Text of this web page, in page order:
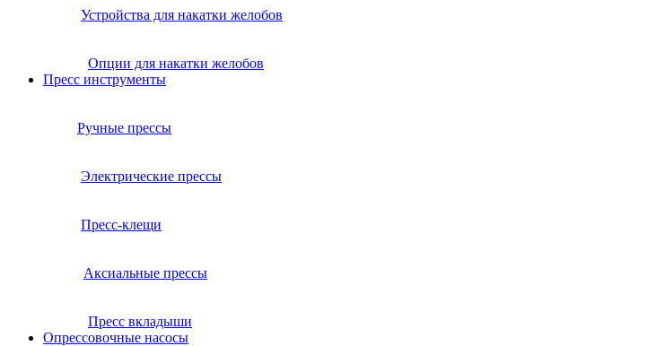
Устройства для накатки желобов
Опции для накатки желобов
Пресс инструменты
Ручные прессы
Электрические прессы
Пресс-клещи
Аксиальные прессы
Пресс вкладыши
Опрессовочные насосы